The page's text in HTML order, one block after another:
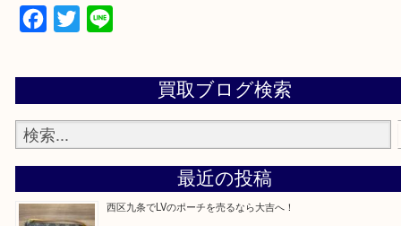
※品数多いとき・外出できないとき・整理目的はま
てほしい時などに便利です。